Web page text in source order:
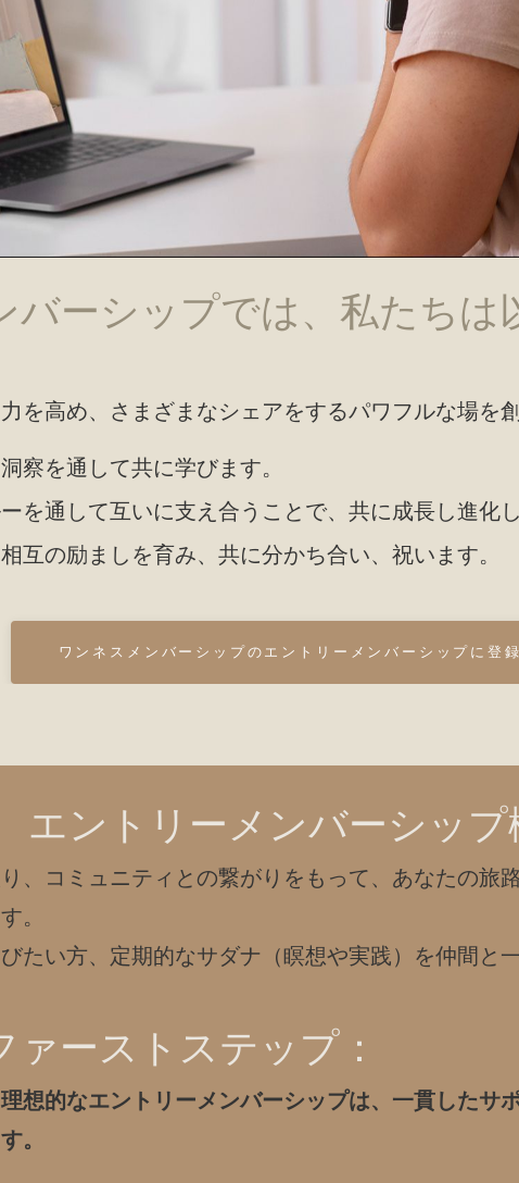
バーシップでは、私たちは
を高め、さまざまなシェアをするパワフルな場を創
察を通して共に学びます。
を通して互いに支え合うことで、共に成長し進化し
互の励ましを育み、共に分かち合い、祝います。
ワンネスメンバーシップのエントリーメンバーシップに登
エントリーメンバーシップ
、コミュニティとの繋がりをもって、あなたの旅
。
たい方、定期的なサダナ（瞑想や実践）を仲間と
ーストステップ：
想的なエントリーメンバーシップは、一貫したサ
。